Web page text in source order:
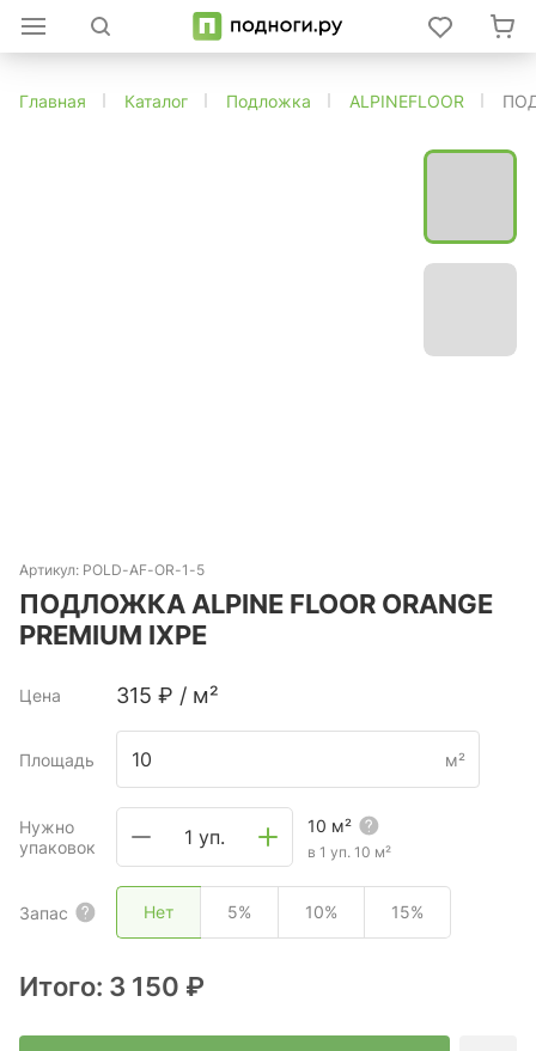
Главная Каталог Подложка ALPINEFLOOR
Артикул: POLD-AF-OR-1-5
ПОДЛОЖКА ALPINE FLOOR ORANGE
PREMIUM IXPE
Цена 315 ₽ / м²
Площадь м²
Нужно
упаковок
1 уп. 10 м²
в 1 уп. 10 м²
Запас Нет 5% 10% 15%
Итого: 3 150 ₽